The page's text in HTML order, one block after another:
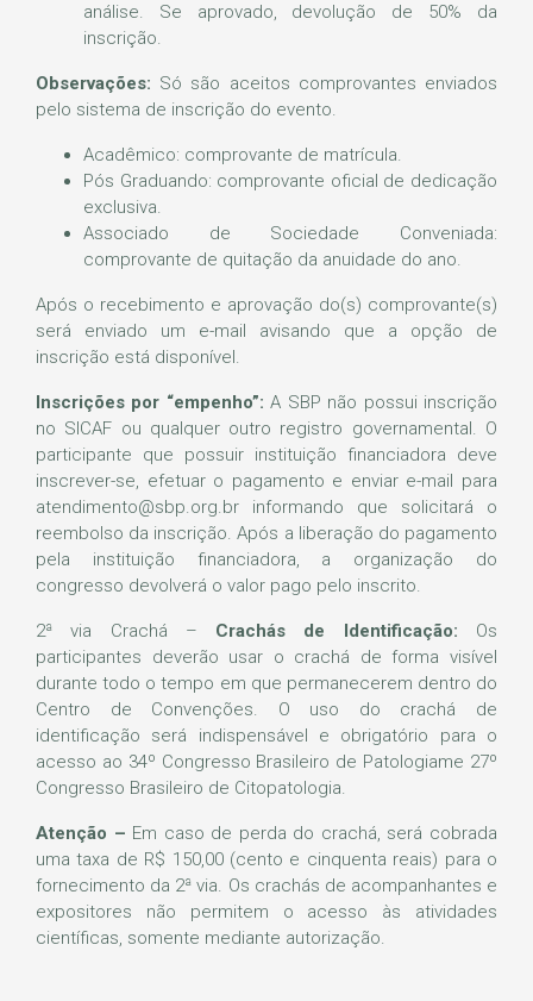
análise. Se aprovado, devolução de 50% da
inscrição.
Observações: Só são aceitos comprovantes enviados
pelo sistema de inscrição do evento.
Acadêmico: comprovante de matrícula.
Pós Graduando: comprovante oficial de dedicação
exclusiva.
Associado de Sociedade Conveniada:
comprovante de quitação da anuidade do ano.
Após o recebimento e aprovação do(s) comprovante(s)
será enviado um e-mail avisando que a opção de
inscrição está disponível.
Inscrições por “empenho”: A SBP não possui inscrição
no SICAF ou qualquer outro registro governamental. O
participante que possuir instituição financiadora deve
inscrever-se, efetuar o pagamento e enviar e-mail para
atendimento@sbp.org.br informando que solicitará o
reembolso da inscrição. Após a liberação do pagamento
pela instituição financiadora, a organização do
congresso devolverá o valor pago pelo inscrito.
2ª via Crachá – Crachás de Identificação: Os
participantes deverão usar o crachá de forma visível
durante todo o tempo em que permanecerem dentro do
Centro de Convenções. O uso do crachá de
identificação será indispensável e obrigatório para o
acesso ao 34º Congresso Brasileiro de Patologiame 27º
Congresso Brasileiro de Citopatologia.
Atenção – Em caso de perda do crachá, será cobrada
uma taxa de R$ 150,00 (cento e cinquenta reais) para o
fornecimento da 2ª via. Os crachás de acompanhantes e
expositores não permitem o acesso às atividades
científicas, somente mediante autorização.